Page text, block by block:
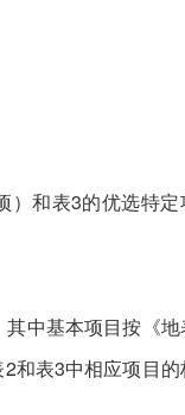
和表3的优选特定
中基本项目按《地
和表3中相应项目